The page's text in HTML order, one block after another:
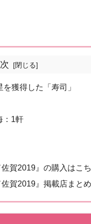
獲得した「寿司」
：1軒
賀2019』の購入はこち
佐賀2019』掲載店まとめ